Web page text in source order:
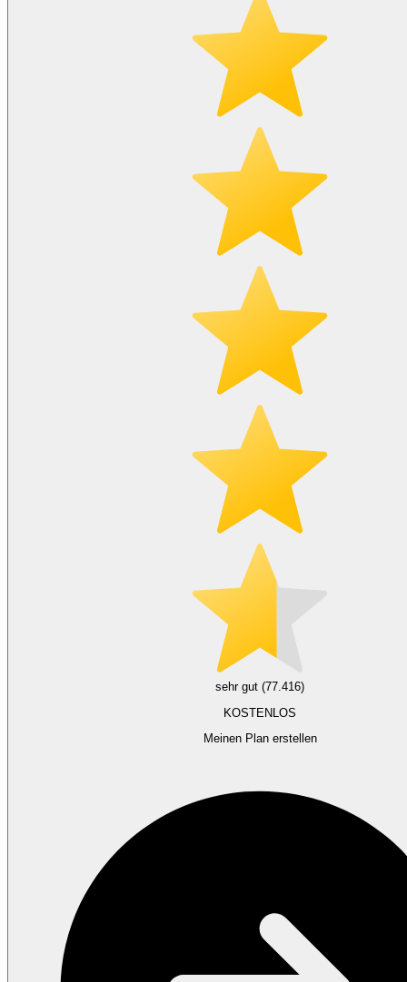
sehr gut (77.416)
KOSTENLOS
Meinen Plan erstellen